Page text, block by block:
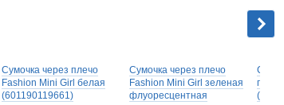
Cумочка через плечо
Fashion Mini Girl белая
(601190119661)
Cумочка через плечо
Fashion Mini Girl зеленая
флуоресцентная
пояс